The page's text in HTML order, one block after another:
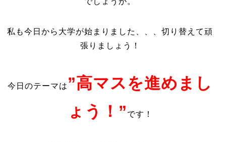
私も今日から大学が始まりました、、、切り替えて頑
張りましょう！
今日のテーマは ”高マスを進めまし
ょう！” です！